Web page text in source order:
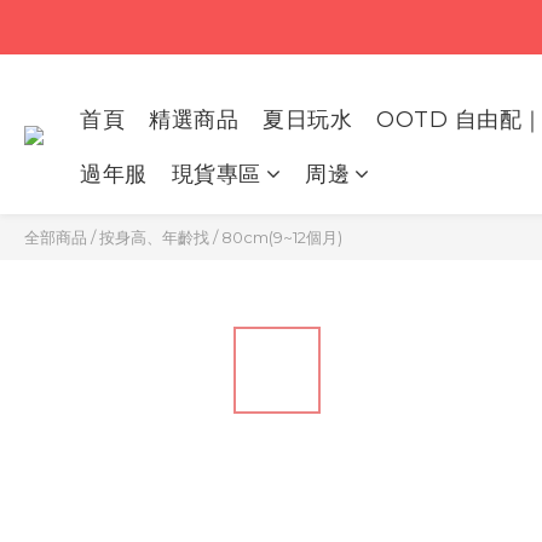
首頁 精選商品 夏日玩水 OOTD 自由配
過年服 現貨專區 周邊
全部商品 /按身高、年齡找 /80cm(9~12個月)